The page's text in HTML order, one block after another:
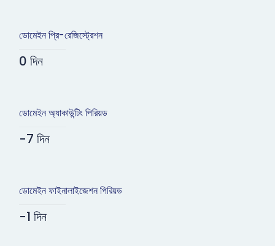
ডোমেইন প্রি-রেজিস্ট্রেশন
0 দিন
ডোমেইন অ্যাকাউন্টিং পিরিয়ড
-7 দিন
ডোমেইন ফাইনালাইজেশন পিরিয়ড
-1 দিন